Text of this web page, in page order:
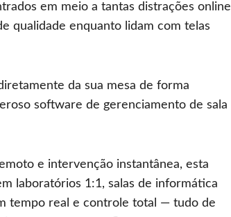
em meio a tantas distrações online
qualidade enquanto lidam com telas
da sua mesa de forma
software de gerenciamento de sala
e intervenção instantânea, esta
laboratórios 1:1, salas de informática
tempo real e controle total — tudo de